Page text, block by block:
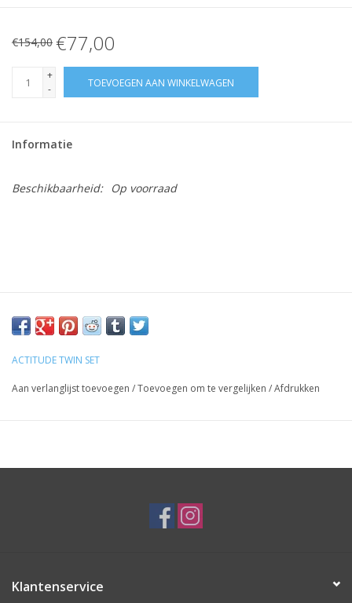
€154,00 €77,00
+
-
TOEVOEGEN AAN WINKELWAGEN
Informatie
Beschikbaarheid: Op voorraad
ACTITUDE TWIN SET
Aan verlanglijst toevoegen /Toevoegen om te vergelijken /Afdrukken
Klantenservice